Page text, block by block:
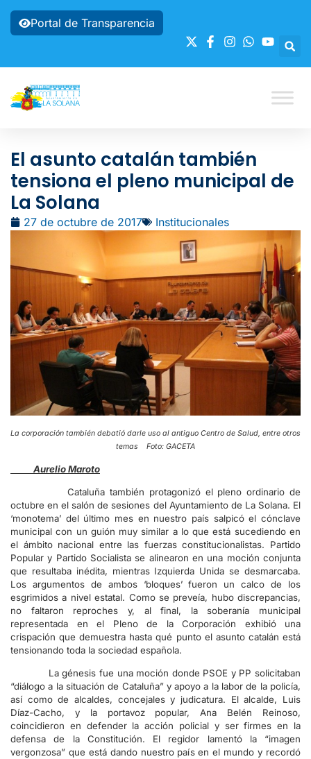
Portal de Transparencia
El asunto catalán también
tensiona el pleno municipal de
La Solana
27 de octubre de 2017 Institucionales
La corporación también debatió darle uso al antiguo Centro de Salud, entre otros
temas Foto: GACETA
Aurelio Maroto
Cataluña también protagonizó el pleno ordinario de
octubre en el salón de sesiones del Ayuntamiento de La Solana. El
‘monotema’ del último mes en nuestro país salpicó el cónclave
municipal con un guión muy similar a lo que está sucediendo en
el ámbito nacional entre las fuerzas constitucionalistas. Partido
Popular y Partido Socialista se alinearon en una moción conjunta
que resultaba inédita, mientras Izquierda Unida se desmarcaba.
Los argumentos de ambos ‘bloques’ fueron un calco de los
esgrimidos a nivel estatal. Como se preveía, hubo discrepancias,
no faltaron reproches y, al final, la soberanía municipal
representada en el Pleno de la Corporación exhibió una
crispación que demuestra hasta qué punto el asunto catalán está
tensionando toda la sociedad española.
La génesis fue una moción donde PSOE y PP solicitaban
“diálogo a la situación de Cataluña” y apoyo a la labor de la policía,
así como de alcaldes, concejales y judicatura. El alcalde, Luis
Díaz-Cacho, y la portavoz popular, Ana Belén Reinoso,
coincidieron en defender la acción policial y ser firmes en la
defensa de la Constitución. El regidor lamentó la “imagen
vergonzosa” que está dando nuestro país en el mundo y recordó